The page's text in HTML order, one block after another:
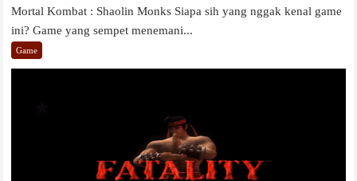
Mortal Kombat : Shaolin Monks Siapa sih yang nggak kenal game
ini? Game yang sempet menemani...
Game